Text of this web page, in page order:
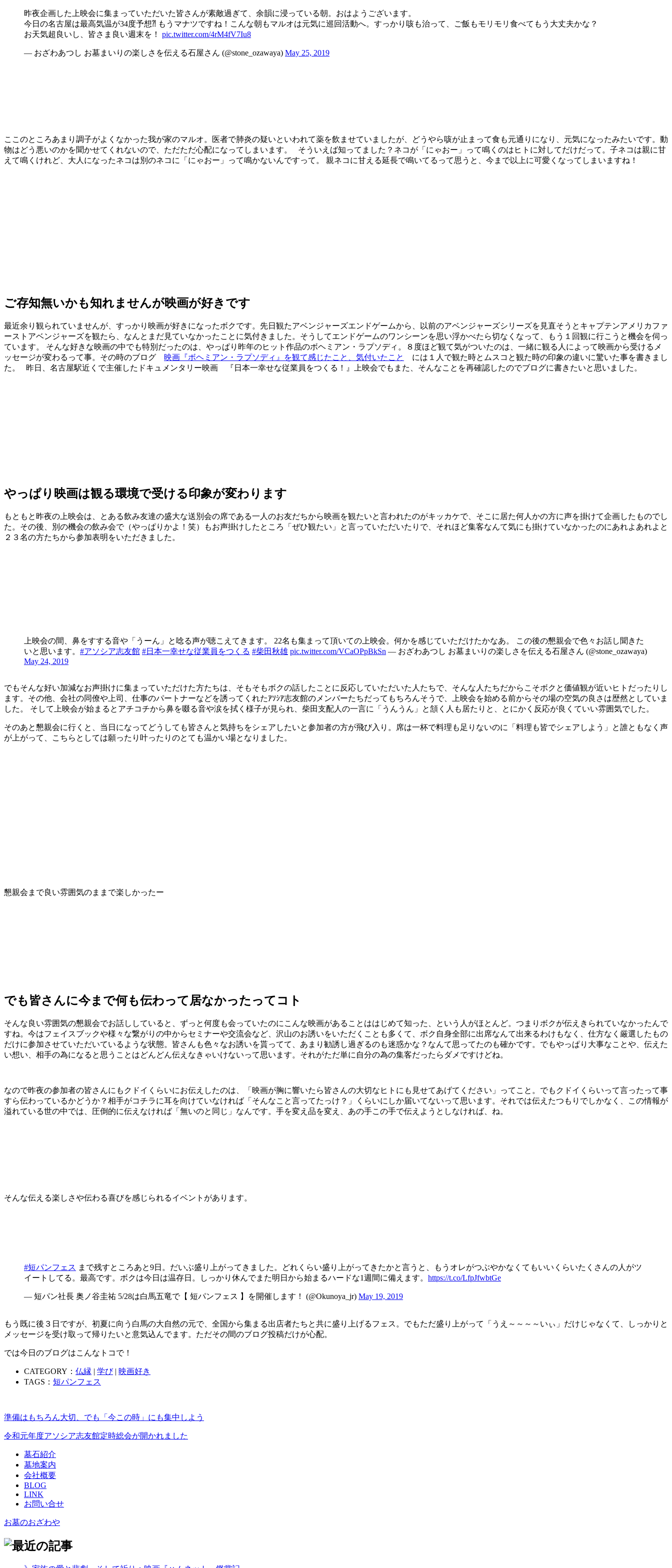
昨夜企画した上映会に集まっていただいた皆さんが素敵過ぎて、余韻に浸っている朝。おはようございます。
今日の名古屋は最高気温が34度予想⁈ もうマナツですね！こんな朝もマルオは元気に巡回活動へ。すっかり咳も治って、ご飯もモリモリ食べてもう大丈夫かな？
お天気超良いし、皆さま良い週末を！ pic.twitter.com/4rM4fV7Iu8
— おざわあつし お墓まいりの楽しさを伝える石屋さん (@stone_ozawaya) May 25, 2019
ここのところあまり調子がよくなかった我が家のマルオ。医者で肺炎の疑いといわれて薬を飲ませていましたが、どうやら咳が止まって食も元通りになり、元気になったみたいです。動
物はどう悪いのかを聞かせてくれないので、ただただ心配になってしまいます。 そういえば知ってました？ネコが「にゃおー」って鳴くのはヒトに対してだけだって。子ネコは親に甘
えて鳴くけれど、大人になったネコは別のネコに「にゃおー」って鳴かないんですって。 親ネコに甘える延長で鳴いてるって思うと、今まで以上に可愛くなってしまいますね！
ご存知無いかも知れませんが映画が好きです
最近余り観られていませんが、すっかり映画が好きになったボクです。先日観たアベンジャーズエンドゲームから、以前のアベンジャーズシリーズを見直そうとキャプテンアメリカファ
ーストアベンジャーズを観たら、なんとまだ見ていなかったことに気付きました。そうしてエンドゲームのワンシーンを思い浮かべたら切なくなって、もう１回観に行こうと機会を伺っ
ています。 そんな好きな映画の中でも特別だったのは、やっぱり昨年のヒット作品のボヘミアン・ラプソディ。８度ほど観て気がついたのは、一緒に観る人によって映画から受けるメ
ッセージが変わるって事。その時のブログ 映画『ボヘミアン・ラプソディ』を観て感じたこと、気付いたこと
には１人で観た時とムスコと観た時の印象の違いに驚いた事を書きまし
た。 昨日、名古屋駅近くで主催したドキュメンタリー映画 『日本一幸せな従業員をつくる！』上映会でもまた、そんなことを再確認したのでブログに書きたいと思いました。
やっぱり映画は観る環境で受ける印象が変わります
もともと昨夜の上映会は、とある飲み友達の盛大な送別会の席である一人のお友だちから映画を観たいと言われたのがキッカケで、そこに居た何人かの方に声を掛けて企画したものでし
た。その後、別の機会の飲み会で（やっぱりかよ！笑）もお声掛けしたところ「ぜひ観たい」と言っていただいたりで、それほど集客なんて気にも掛けていなかったのにあれよあれよと
２３名の方たちから参加表明をいただきました。
上映会の間、鼻をすする音や「うーん」と唸る声が聴こえてきます。 22名も集まって頂いての上映会。何かを感じていただけたかなあ。 この後の懇親会で色々お話し聞きた
いと思います。 #アソシア志友館 #日本一幸せな従業員をつくる #柴田秋雄 pic.twitter.com/VCaOPpBkSn — おざわあつし お墓まいりの楽しさを伝える石屋さん (@stone_ozawaya)
May 24, 2019
でもそんな好い加減なお声掛けに集まっていただけた方たちは、そもそもボクの話したことに反応していただいた人たちで、そんな人たちだからこそボクと価値観が近いヒトだったりし
ます。その他、会社の同僚や上司、仕事のパートナーなどを誘ってくれたｱｿｼｱ志友館のメンバーたちだってもちろんそうで、上映会を始める前からその場の空気の良さは歴然としていま
した。 そして上映会が始まるとアチコチから鼻を啜る音や涙を拭く様子が見られ、柴田支配人の一言に「うんうん」と頷く人も居たりと、とにかく反応が良くていい雰囲気でした。
そのあと懇親会に行くと、当日になってどうしても皆さんと気持ちをシェアしたいと参加者の方が飛び入り。席は一杯で料理も足りないのに「料理も皆でシェアしよう」と誰ともなく声
が上がって、こちらとしては願ったり叶ったりのとても温かい場となりました。
懇親会まで良い雰囲気のままで楽しかったー
でも皆さんに今まで何も伝わって居なかったってコト
そんな良い雰囲気の懇親会でお話ししていると、ずっと何度も会っていたのにこんな映画があることははじめて知った、という人がほとんど。つまりボクが伝えきられていなかったんで
すね。今はフェイスブックや様々な繋がりの中からセミナーや交流会など、沢山のお誘いをいただくことも多くて、ボク自身全部に出席なんて出来るわけもなく、仕方なく厳選したもの
だけに参加させていただいているような状態。皆さんも色々なお誘いを貰ってて、あまり勧誘し過ぎるのも迷惑かな？なんて思ってたのも確かです。でもやっぱり大事なことや、伝えた
い想い、相手の為になると思うことはどんどん伝えなきゃいけないって思います。それがただ単に自分の為の集客だったらダメですけどね。
なので昨夜の参加者の皆さんにもクドイくらいにお伝えしたのは、「映画が胸に響いたら皆さんの大切なヒトにも見せてあげてください」ってこと。でもクドイくらいって言ったって事
すら伝わっているかどうか？相手がコチラに耳を向けていなければ「そんなこと言ってたっけ？」くらいにしか届いてないって思います。それでは伝えたつもりでしかなく、この情報が
溢れている世の中では、圧倒的に伝えなければ「無いのと同じ」なんです。手を変え品を変え、あの手この手で伝えようとしなければ、ね。
そんな伝える楽しさや伝わる喜びを感じられるイベントがあります。
#短パンフェス まで残すところあと9日。だいぶ盛り上がってきました。どれくらい盛り上がってきたかと言うと、もうオレがつぶやかなくてもいいくらいたくさんの人がツ
イートしてる。最高です。ボクは今日は温存日。しっかり休んでまた明日から始まるハードな1週間に備えます。 https://t.co/LfpJfwbtGe
— 短パン社長 奥ノ谷圭祐 5/28は白馬五竜で【 短パンフェス 】を開催します！ (@Okunoya_jr) May 19, 2019
もう既に後３日ですが、初夏に向う白馬の大自然の元で、全国から集まる出店者たちと共に盛り上げるフェス。でもただ盛り上がって「うえ～～～～いぃ」だけじゃなくて、しっかりと
メッセージを受け取って帰りたいと意気込んでます。ただその間のブログ投稿だけが心配。
では今日のブログはこんなトコで！
CATEGORY： 仏縁 | 学び| 映画好き
TAGS： 短パンフェス
準備はもちろん大切、でも「今この時」にも集中しよう
令和元年度アソシア志友館定時総会が開かれました
墓石紹介
墓地案内
会社概要
BLOG
LINK
お問い合せ
お墓のおざわや